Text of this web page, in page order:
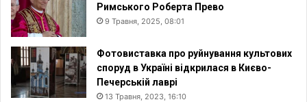
Римського Роберта Прево
9 Травня, 2025, 08:01
Фотовиставка про руйнування культових
споруд в Україні відкрилася в Києво-
Печерській лаврі
13 Травня, 2023, 16:10